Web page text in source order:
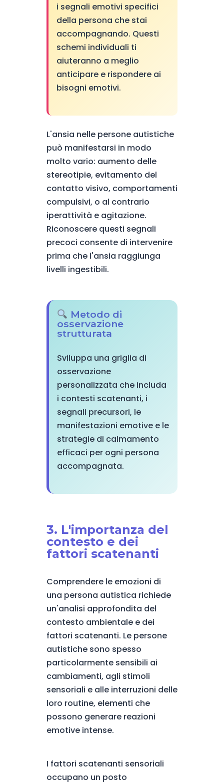
i segnali emotivi specifici
della persona che stai
accompagnando. Questi
schemi individuali ti
aiuteranno a meglio
anticipare e rispondere ai
bisogni emotivi.
L'ansia nelle persone autistiche
può manifestarsi in modo
molto vario: aumento delle
stereotipie, evitamento del
contatto visivo, comportamenti
compulsivi, o al contrario
iperattività e agitazione.
Riconoscere questi segnali
precoci consente di intervenire
prima che l'ansia raggiunga
livelli ingestibili.
Metodo di
osservazione
strutturata
Sviluppa una griglia di
osservazione
personalizzata che includa
i contesti scatenanti, i
segnali precursori, le
manifestazioni emotive e le
strategie di calmamento
efficaci per ogni persona
accompagnata.
3. L'importanza del
contesto e dei
fattori scatenanti
Comprendere le emozioni di
una persona autistica richiede
un'analisi approfondita del
contesto ambientale e dei
fattori scatenanti. Le persone
autistiche sono spesso
particolarmente sensibili ai
cambiamenti, agli stimoli
sensoriali e alle interruzioni delle
loro routine, elementi che
possono generare reazioni
emotive intense.
I fattori scatenanti sensoriali
occupano un posto